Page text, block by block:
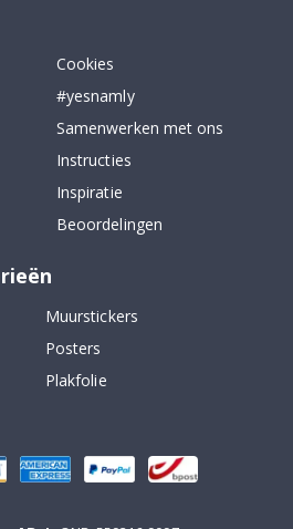
Cookies
#yesnamly
Samenwerken met ons
Instructies
Inspiratie
Beoordelingen
Muurstickers
Posters
Plakfolie